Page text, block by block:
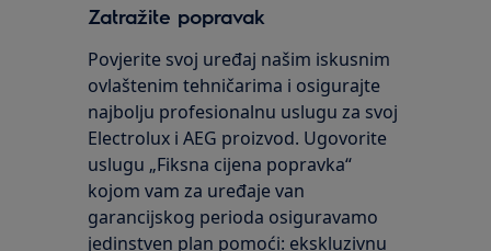
Zatražite popravak
Povjerite svoj uređaj našim iskusnim
ovlaštenim tehničarima i osigurajte
najbolju profesionalnu uslugu za svoj
Electrolux i AEG proizvod. Ugovorite
uslugu „Fiksna cijena popravka“
kojom vam za uređaje van
garancijskog perioda osiguravamo
jedinstven plan pomoći: ekskluzivnu